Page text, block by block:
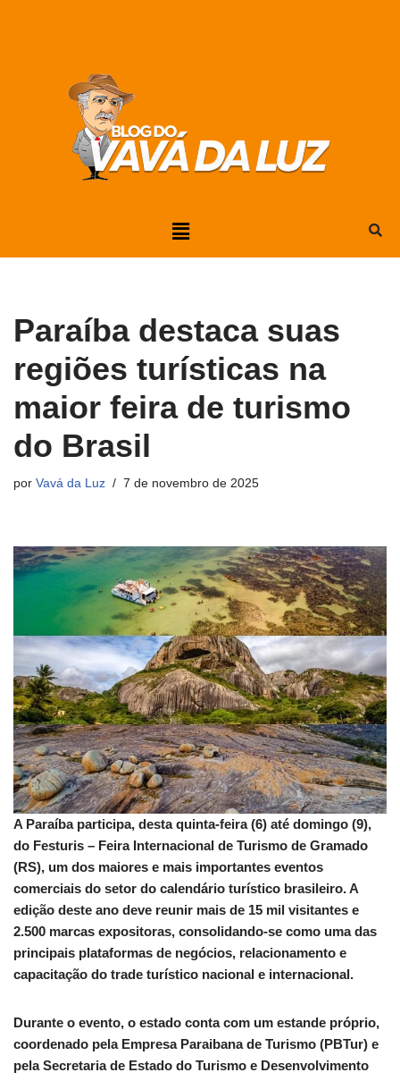
Paraíba destaca suas
regiões turísticas na
maior feira de turismo
do Brasil
por Vavá da Luz 7 de novembro de 2025
A Paraíba participa, desta quinta-feira (6) até domingo (9),
do Festuris – Feira Internacional de Turismo de Gramado
(RS), um dos maiores e mais importantes eventos
comerciais do setor do calendário turístico brasileiro. A
edição deste ano deve reunir mais de 15 mil visitantes e
2.500 marcas expositoras, consolidando-se como uma das
principais plataformas de negócios, relacionamento e
capacitação do trade turístico nacional e internacional.
Durante o evento, o estado conta com um estande próprio,
coordenado pela Empresa Paraibana de Turismo (PBTur) e
pela Secretaria de Estado do Turismo e Desenvolvimento